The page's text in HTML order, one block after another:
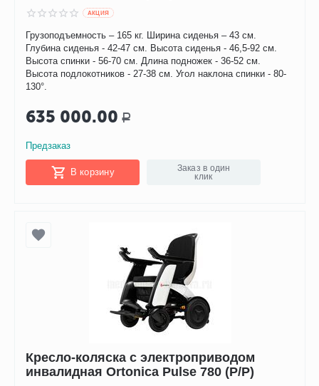
AКЦИЯ
Грузоподъемность – 165 кг. Ширина сиденья – 43 см.
Глубина сиденья - 42-47 см. Высота сиденья - 46,5-92 см.
Высота спинки - 56-70 см. Длина подножек - 36-52 см.
Высота подлокотников - 27-38 см. Угол наклона спинки - 80-
130°.
635 000.00 Р
Предзаказ
В корзину
Заказ в один
клик
Кресло-коляска с электроприводом
инвалидная Ortonica Pulse 780 (P/P)